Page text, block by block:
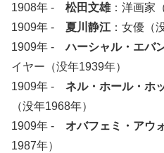
1908年 - 松田文雄：洋画家
1909年 - 夏川静江：女優（
1909年 -ハーシャル・エバ
イヤー（没年1939年）
1909年 - ネル・ホール・ホ
（没年1968年）
1909年 - オバフェミ・アウ
1987年）